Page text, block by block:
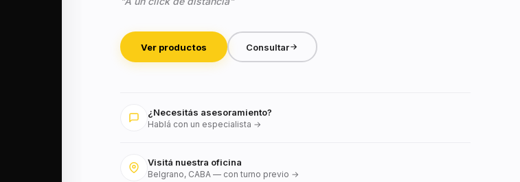
Ver productos Consultar
¿Necesitás asesoramiento?
Hablá con un especialista →
Visitá nuestra oficina
Belgrano, CABA — con turno previo →